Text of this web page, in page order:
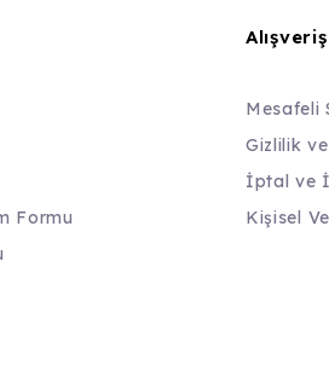
Formu
Alışveriş
Mesafeli
Gizlilik
İptal ve
Kişisel